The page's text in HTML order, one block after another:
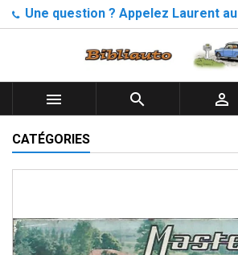
Une question ? Appelez Laurent
  
CATÉGORIES